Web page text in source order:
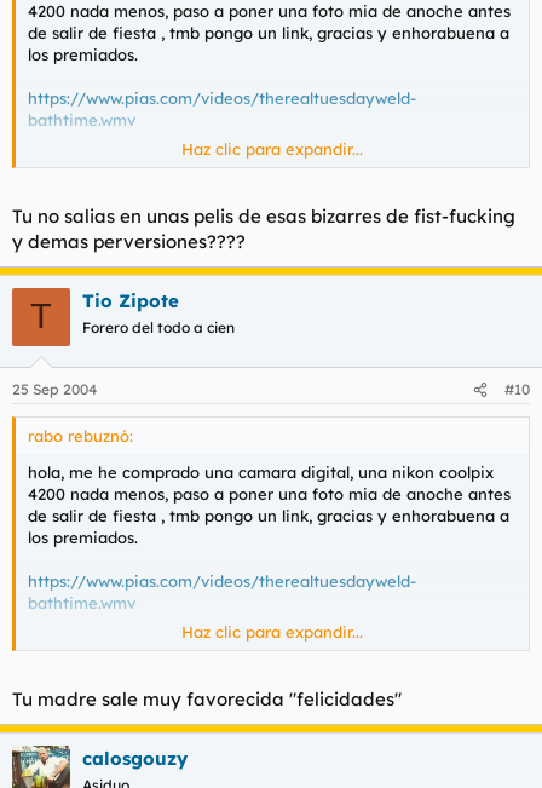
4200 nada menos, paso a poner una foto mia de anoche antes
de salir de fiesta , tmb pongo un link, gracias y enhorabuena a
los premiados.
https://www.pias.com/videos/therealtuesdayweld-
bathtime.wmv
Haz clic para expandir...
Tu no salias en unas pelis de esas bizarres de fist-fucking
y demas perversiones????
T Tio Zipote
Forero del todo a cien
25 Sep 2004 #10
rabo rebuznó:
hola, me he comprado una camara digital, una nikon coolpix
4200 nada menos, paso a poner una foto mia de anoche antes
de salir de fiesta , tmb pongo un link, gracias y enhorabuena a
los premiados.
https://www.pias.com/videos/therealtuesdayweld-
bathtime.wmv
Haz clic para expandir...
Tu madre sale muy favorecida "felicidades"
calosgouzy
Asiduo